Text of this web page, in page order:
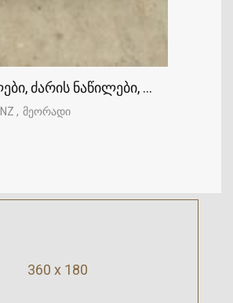
ძარის ნაწილები, დუგები,
მეორადი
360 x 180